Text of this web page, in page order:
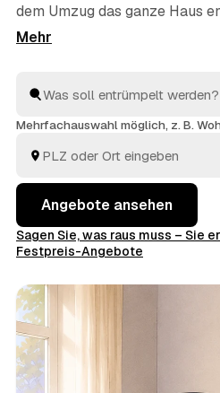
dem Umzug das ganze Haus
Pfullendorf müssen Sie sich
Angebote von geprüften
Egal ob kleiner Auftrag oder
alles wird fachgerecht entsorgt.
Mehrfachauswahl möglich, z. B.
Angebote ansehen
Sagen Sie, was raus muss – Sie
Festpreis-Angebote